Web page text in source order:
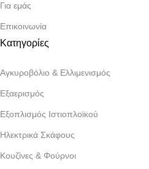
Για εμάς
Επικοινωνία
Κατηγορίες
Αγκυροβόλιο & Ελλιμενισμός
Εξαερισμός
Εξοπλισμός Ιστιοπλοϊκού
Ηλεκτρικά Σκάφους
Κουζίνες & Φούρνοι